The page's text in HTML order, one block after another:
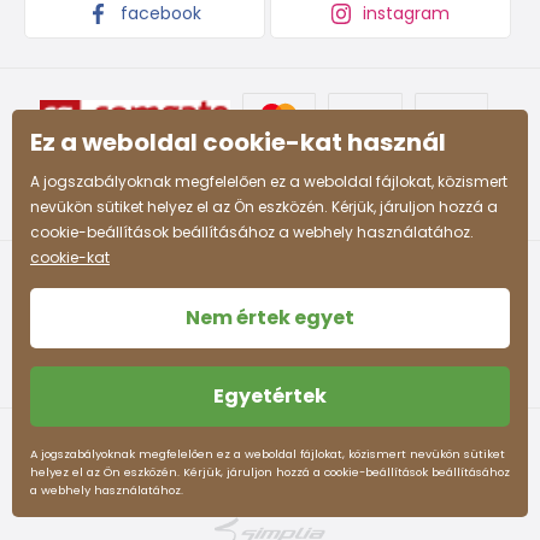
facebook instagram
pidilidi.hu © 2026. WebdesignLitvanyi.sk.
Ez a weboldal cookie-kat használ
A jogszabályoknak megfelelően ez a weboldal fájlokat, közismert
nevükön sütiket helyez el az Ön eszközén. Kérjük, járuljon hozzá a
cookie-beállítások beállításához a webhely használatához.
cookie-kat
Nem értek egyet
Egyetértek
A jogszabályoknak megfelelően ez a weboldal fájlokat, közismert nevükön sütiket
helyez el az Ön eszközén. Kérjük, járuljon hozzá a cookie-beállítások beállításához
a webhely használatához.